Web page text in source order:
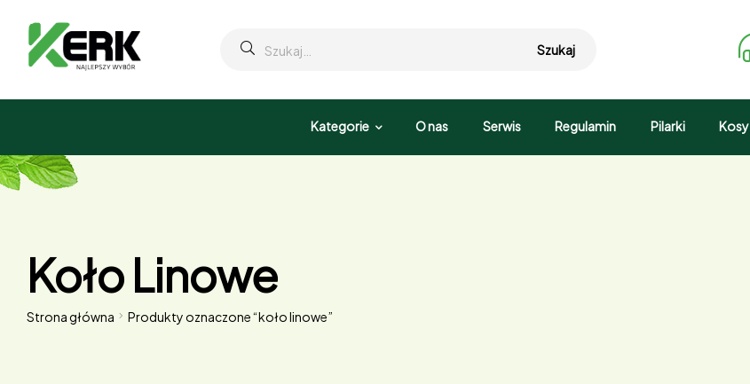
Szukaj
Kategorie O nas Serwis Regulamin Pilarki Kosy
Koło Linowe
Strona główna Produkty oznaczone “koło linowe”